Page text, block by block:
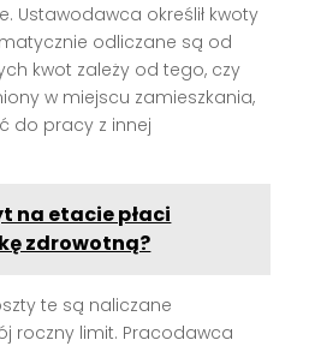
Ustawodawca określił kwoty
odliczane są od
kwot zależy od tego, czy
w miejscu zamieszkania,
do pracy z innej
na etacie płaci
zdrowotną?
te są naliczane
roczny limit. Pracodawca